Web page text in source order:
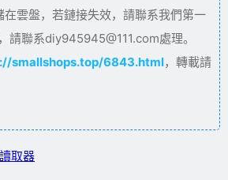
雲盤，若鏈接失效，請聯系我們第一
請聯系diy945945@111.com處理。
smallshops.top/6843.html，轉載請
取器